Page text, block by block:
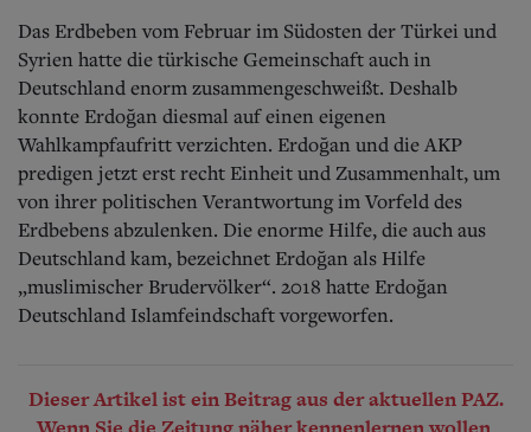
Das Erdbeben vom Februar im Südosten der Türkei und
Syrien hatte die türkische Gemeinschaft auch in
Deutschland enorm zusammengeschweißt. Deshalb
konnte Erdoğan diesmal auf einen eigenen
Wahlkampfaufritt verzichten. Erdoğan und die AKP
predigen jetzt erst recht Einheit und Zusammenhalt, um
von ihrer politischen Verantwortung im Vorfeld des
Erdbebens abzulenken. Die enorme Hilfe, die auch aus
Deutschland kam, bezeichnet Erdoğan als Hilfe
„muslimischer Brudervölker“. 2018 hatte Erdoğan
Deutschland Islamfeindschaft vorgeworfen.
Dieser Artikel ist ein Beitrag aus der aktuellen PAZ.